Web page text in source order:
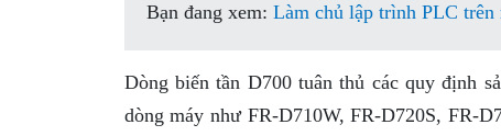
Bạn đang xem: Làm chủ lập trình PLC trên
Dòng biến tần D700 tuân thủ các quy định
dòng máy như FR-D710W, FR-D720S, FR-